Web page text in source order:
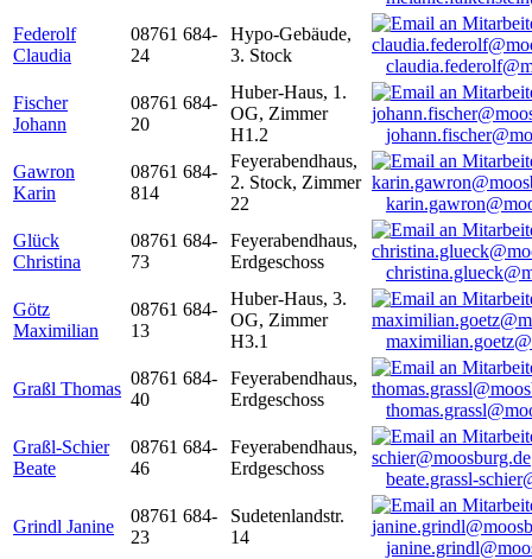
Federolf
Claudia
08761 684-
24
Hypo-Gebäude,
3. Stock
Fischer
Johann
08761 684-
20
Huber-Haus, 1.
OG, Zimmer
H1.2
Gawron
Karin
08761 684-
814
Feyerabendhaus,
2. Stock, Zimmer
22
Glück
Christina
08761 684-
73
Feyerabendhaus,
Erdgeschoss
Götz
Maximilian
08761 684-
13
Huber-Haus, 3.
OG, Zimmer
H3.1
Graßl Thomas
08761 684-
40
Feyerabendhaus,
Erdgeschoss
Graßl-Schier
Beate
08761 684-
46
Feyerabendhaus,
Erdgeschoss
beate.grassl-
Grindl Janine
08761 684-
23
Sudetenlandstr.
14